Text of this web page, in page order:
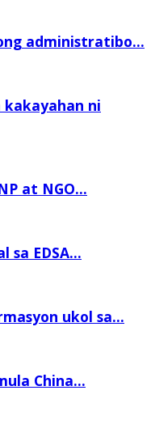
administratibo...
kakayahan ni
at NGO...
sa EDSA...
ukol sa...
China...